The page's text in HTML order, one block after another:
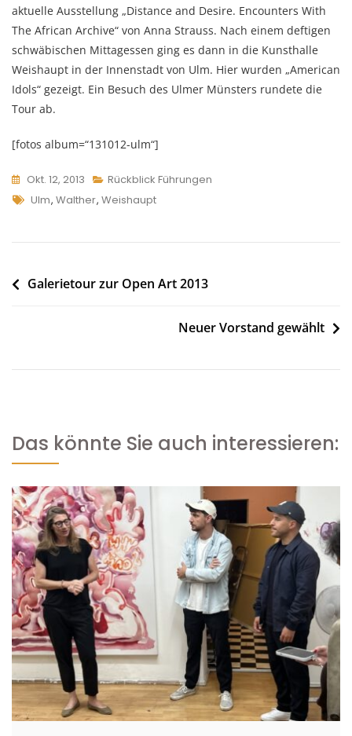
aktuelle Ausstellung „Distance and Desire. Encounters With
The African Archive“ von Anna Strauss. Nach einem deftigen
schwäbischen Mittagessen ging es dann in die Kunsthalle
Weishaupt in der Innenstadt von Ulm. Hier wurden „American
Idols“ gezeigt. Ein Besuch des Ulmer Münsters rundete die
Tour ab.
[fotos album=“131012-ulm“]
Okt. 12, 2013
Rückblick Führungen
Tags
Ulm, Walther, Weishaupt
Beitragsnavigation
Galerietour zur Open Art 2013
Neuer Vorstand gewählt
Das könnte Sie auch interessieren: